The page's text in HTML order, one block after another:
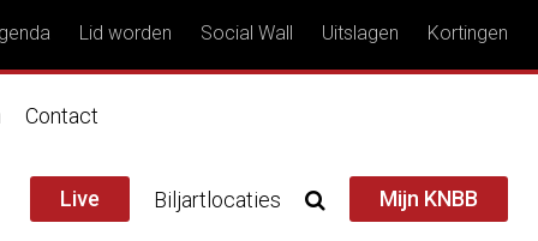
Lid worden Social Wall Uitslagen Kortingen
Contact
Live Biljartlocaties Mijn KNBB